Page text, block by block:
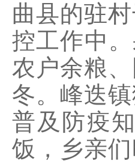
曲县的驻
控工作中
农户余粮
冬。峰迭
普及防疫
饭，乡亲